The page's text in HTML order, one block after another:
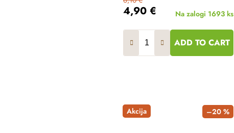
4,90 €
Na zalogi 1693 ks
ADD TO CART
Akcija –20 %